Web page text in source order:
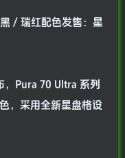
/ 瑞红配色发售：星
，Pura 70 Ultra 系列
，采用全新星盘格设